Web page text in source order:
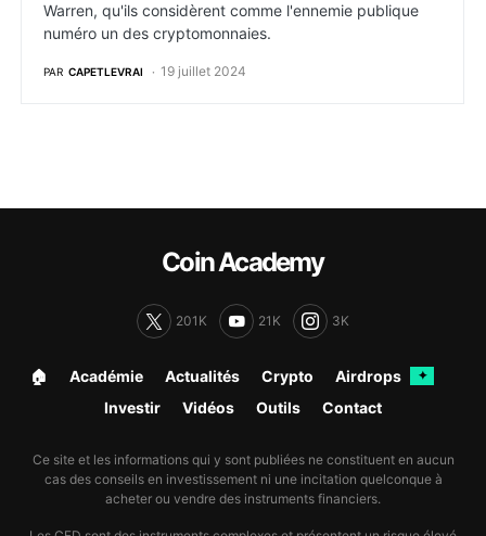
Warren, qu'ils considèrent comme l'ennemie publique
numéro un des cryptomonnaies.
PAR CAPETLEVRAI 19 juillet 2024
Coin Academy
201K 21K 3K
🏠︎ Académie Actualités Crypto Airdrops ✦
Investir Vidéos Outils Contact
Ce site et les informations qui y sont publiées ne constituent en aucun
cas des conseils en investissement ni une incitation quelconque à
acheter ou vendre des instruments financiers.